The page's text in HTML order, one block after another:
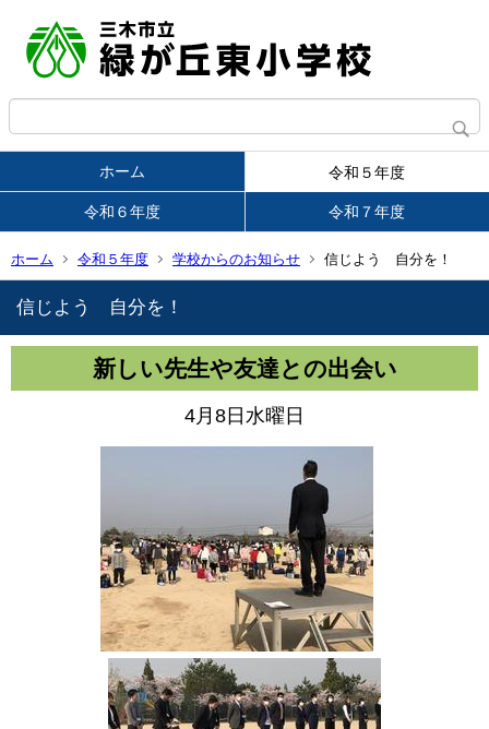
ホーム 令和５年度
令和６年度 令和７年度
ホーム 令和５年度 学校からのお知らせ 信じよう 自分を！
信じよう 自分を！
新しい先生や友達との出会い
4月8日水曜日